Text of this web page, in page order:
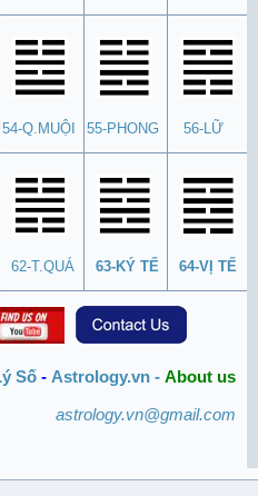
54-Q.MUỘI 55-PHONG 56-LỮ
62-T.QUÁ 63-KÝ TẾ 64-VỊ TẾ
Số - Astrology.vn - About us
astrology.vn@gmail.com